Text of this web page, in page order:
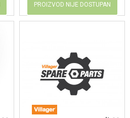
PROIZVOD NIJE DOSTUPAN